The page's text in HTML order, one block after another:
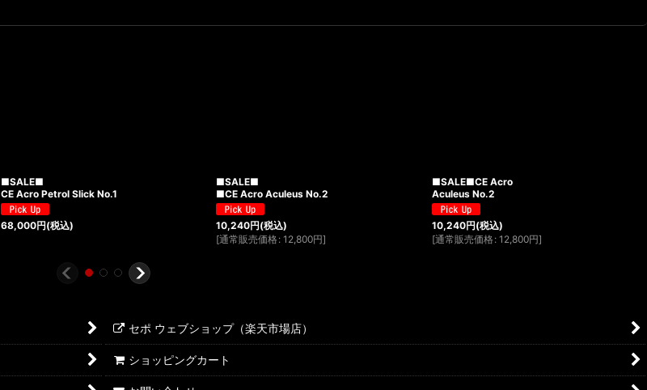
■SALE■
CE Acro Petrol Slick No.1
68,000円(税込)
■SALE■
■CE Acro Aculeus No.2
10,240円(税込)
[通常販売価格 : 12,800円]
■SALE■CE Acro
Aculeus No.2
10,240円(税込)
[通常販売価格 : 12,800円]
セポ ウェブショップ（楽天市場店）
ショッピングカート